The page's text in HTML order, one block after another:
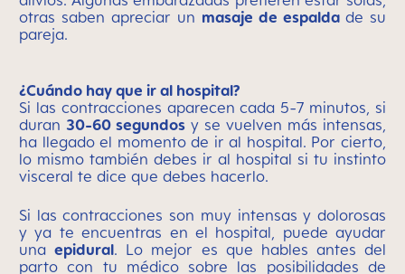
otras saben apreciar un masaje de espalda de su
pareja.
¿Cuándo hay que ir al hospital?
Si las contracciones aparecen cada 5-7 minutos, si
duran 30-60 segundos y se vuelven más intensas,
ha llegado el momento de ir al hospital. Por cierto,
lo mismo también debes ir al hospital si tu instinto
visceral te dice que debes hacerlo.
Si las contracciones son muy intensas y dolorosas
y ya te encuentras en el hospital, puede ayudar
unaepidural. Lo mejor es que hables antes del
parto con tu médico sobre las posibilidades de